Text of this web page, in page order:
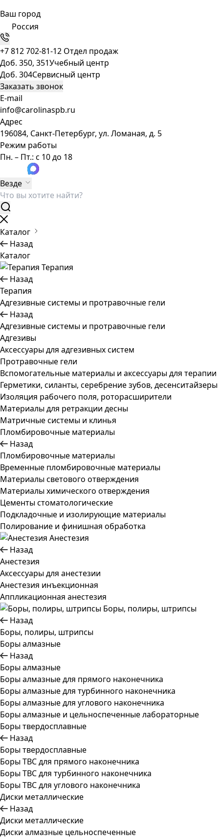
Ваш город
Россия
+7 812 702-81-12 Отдел продаж
Доб. 350, 351Учебный центр
Доб. 304Сервисный центр
Заказать звонок
E-mail
info@carolinaspb.ru
Адрес
196084, Санкт-Петербург, ул. Ломаная, д. 5
Режим работы
Пн. – Пт.: с 10 до 18
Везде
Каталог
Назад
Каталог
Терапия
Назад
Терапия
Адгезивные системы и протравочные гели
Назад
Адгезивные системы и протравочные гели
Адгезивы
Аксессуары для адгезивных систем
Протравочные гели
Вспомогательные материалы и аксессуары для терапии
Герметики, силанты, серебрение зубов, десенситайзеры
Изоляция рабочего поля, роторасширители
Материалы для ретракции десны
Матричные системы и клинья
Пломбировочные материалы
Назад
Пломбировочные материалы
Временные пломбировочные материалы
Материалы светового отверждения
Материалы химического отверждения
Цементы стоматологические
Подкладочные и изолирующие материалы
Полирование и финишная обработка
Анестезия
Назад
Анестезия
Аксессуары для анестезии
Анестезия инъекционная
Аппликационная анестезия
Боры, полиры, штрипсы
Назад
Боры, полиры, штрипсы
Боры алмазные
Назад
Боры алмазные
Боры алмазные для прямого наконечника
Боры алмазные для турбинного наконечника
Боры алмазные для углового наконечника
Боры алмазные и цельноспеченные лабораторные
Боры твердосплавные
Назад
Боры твердосплавные
Боры ТВС для прямого наконечника
Боры ТВС для турбинного наконечника
Боры ТВС для углового наконечника
Диски металлические
Назад
Диски металлические
Диски алмазные цельноспеченные